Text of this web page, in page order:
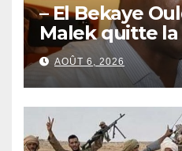
– El Bekaye
Malek quitte
de la
des Droits de
(CNDH)
AOÛT 6, 2026